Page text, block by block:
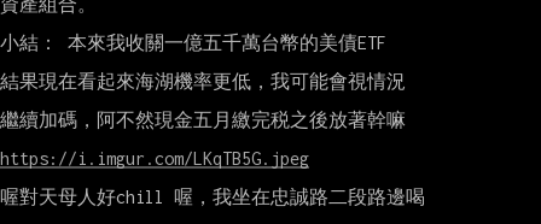
資產組合。
小結： 本來我收關一億五千萬台幣的美債ETF
結果現在看起來海湖機率更低，我可能會視情況
繼續加碼，阿不然現金五月繳完税之後放著幹嘛
https://i.imgur.com/LKqTB5G.jpeg
喔對天母人好chill 喔，我坐在忠誠路二段路邊喝